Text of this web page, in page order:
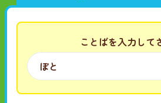
ことばを入力して